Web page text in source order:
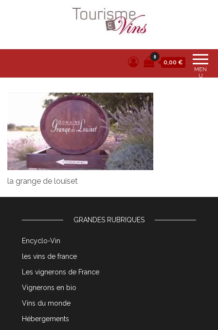
Tourisme et vins
MEN
U
0
0,00 €
la grange de louiset
GRANDES RUBRIQUES
Encyclo-Vin
les vins de france
Les vignerons de France
Vignerons en bio
Vins du monde
Hébergements